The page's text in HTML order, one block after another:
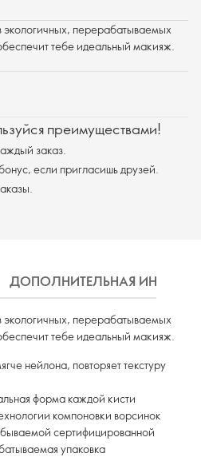
экологичных, перерабатываемых
тебе идеальный макияж.
преимуществами!
заказ.
если пригласишь друзей.
ДОПОЛНИТЕЛЬНАЯ
экологичных, перерабатываемых
тебе идеальный макияж.
нейлона, повторяет текстуру
форма каждой кисти
компоновки ворсинок
сертифицированной
упаковка